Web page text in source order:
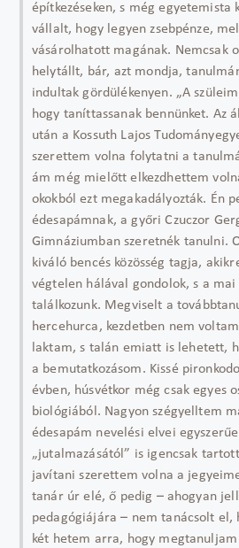
építkezéseken, s még egyetemista
vállalt, hogy legyen zsebpénze,
vásárolhatott magának. Nemcsak
helytállt, bár, azt mondja,
indultak gördülékenyen. „A
hogy taníttassanak bennünket. Az
után a Kossuth Lajos
szerettem volna folytatni a
ám még mielőtt elkezdhettem
okokból ezt megakadályozták. Én
édesapámnak, a győri Czuczor
Gimnáziumban szeretnék tanulni.
kiváló bencés közösség tagja,
végtelen hálával gondolok, s a
találkozunk. Megviselt a
hercehurca, kezdetben nem
laktam, s talán emiatt is lehetett,
a bemutatkozásom. Kissé
évben, húsvétkor még csak egyes
biológiából. Nagyon szégyelltem
édesapám nevelési elvei
„jutalmazásától” is igencsak
javítani szerettem volna a
tanár úr elé, ő pedig – ahogyan
pedagógiájára – nem tanácsolt el,
két hetem arra, hogy megtanuljam